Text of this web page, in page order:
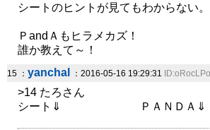
シートのヒントが見てもわからない。
ＰandＡもヒラメカズ！
誰か教えて～！
15 ： yanchal ：2016-05-16 19:29:31
>14 たろさん
シート⇓ ＰＡＮＤＡ⇓